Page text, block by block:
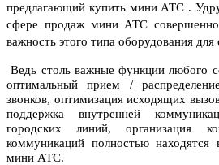
предлагающий купить мини АТС .
сфере продаж мини АТС
важность этого типа оборудования
Ведь столь важные функции любого
оптимальный прием /
звонков, оптимизация исходящих
поддержка внутренней
городских линий, организация
коммуникаций полностью находятся
мини АТС.